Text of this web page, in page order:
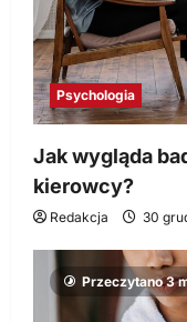
Psychologia
Jak wygląda
kierowcy?
Redakcja 30
Przeczytano 3